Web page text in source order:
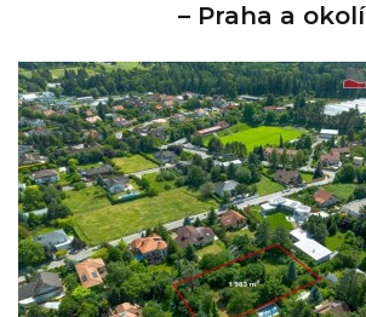
– Praha a okolí